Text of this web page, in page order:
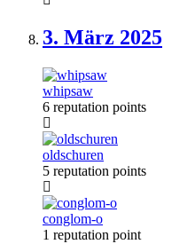
3. März 2025
whipsaw
6 reputation points
oldschuren
5 reputation points
conglom-o
1 reputation point